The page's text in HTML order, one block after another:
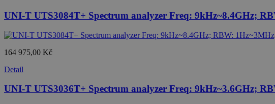
UNI-T UTS3084T+ Spectrum analyzer Freq: 9kHz~8.4GHz;
164 975,00 Kč
Detail
UNI-T UTS3036T+ Spectrum analyzer Freq: 9kHz~3.6GHz;